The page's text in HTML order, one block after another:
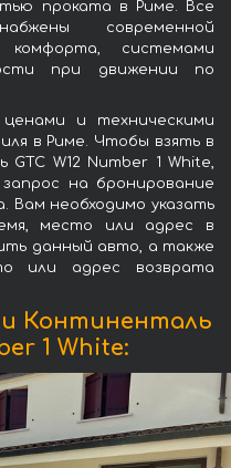
проката в Риме. Все
современной
комфорта, системами
при движении по
и техническими
в Риме. Чтобы взять в
W12 Number 1 White,
на бронирование
Вам необходимо указать
место или адрес в
данный авто, а также
или адрес возврата
Континенталь
1 White: